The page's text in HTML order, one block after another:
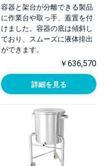
取っ手・蓋置付)【KTT-
ST-ASCA】
容器と架台が分離できる製品
に作業台や取っ手、蓋置を付
けました。容器の底は傾斜し
ており、スムーズに液体排出
ができます。
￥636,570
詳細を見る